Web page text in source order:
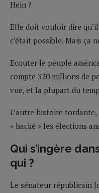
Hein ?
Elle doit vouloir dire
c’était possible. Mais ça
Ecouter le peuple
compte 320 millions de
vue, et la plupart du
L’autre histoire tordante,
« hacké » les élections
Qui s’ingère
qui ?
Le sénateur républicain